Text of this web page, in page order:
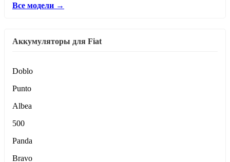
Все модели →
Аккумуляторы для Fiat
Doblo
Punto
Albea
500
Panda
Bravo